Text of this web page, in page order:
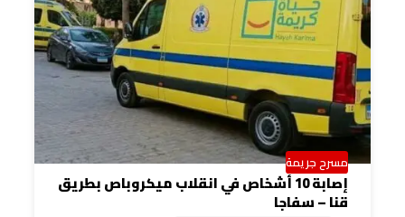
مسرح جريمة
إصابة 10 أشخاص في انقلاب ميكروباص بطريق
قنا – سفاجا